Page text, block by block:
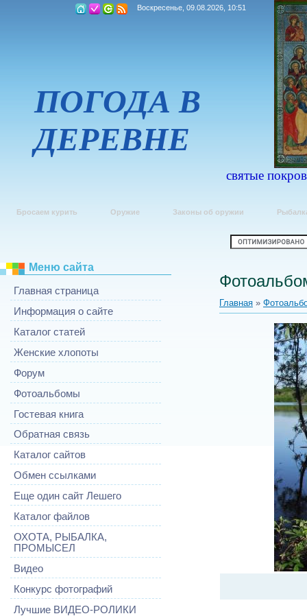
Воскресенье, 09.08.2026, 10:51
ПОГОДА В
ДЕРЕВНЕ
святые
Бросаем курить Оружие Законы об оружии
Меню сайта
Главная страница
Информация о сайте
Каталог статей
Женские хлопоты
Форум
Фотоальбомы
Гостевая книга
Обратная связь
Каталог сайтов
Обмен ссылками
Еще один сайт Лешего
Каталог файлов
ОХОТА, РЫБАЛКА,
ПРОМЫСЕЛ
Видео
Конкурс фотографий
Лучшие ВИДЕО-РОЛИКИ
Главная »